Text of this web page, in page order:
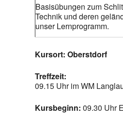
Basisübungen zum
Technik und deren
unser Lernprogramm.
Kursort: Oberstdorf
Treffzeit:
09.15 Uhr im WM
Kursbeginn: 09.30 Uhr